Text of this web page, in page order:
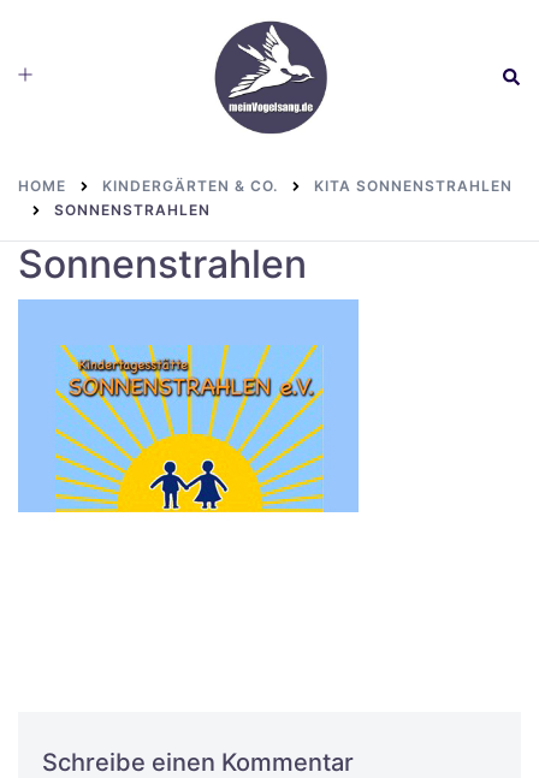
content
Toggle
HOME KINDERGÄRTEN & CO.
KITA SONNENSTRAHLEN
SONNENSTRAHLEN
Sonnenstrahlen
Schreibe einen Kommentar